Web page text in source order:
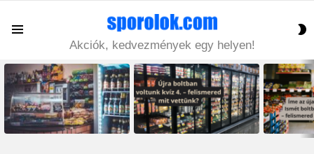
Akciók, kedvezmények egy helyen!
LATEST
STORIES